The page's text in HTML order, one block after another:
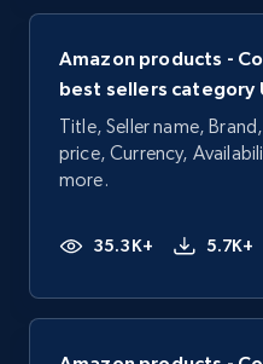
Amazon products -
best sellers category
Title, Seller name,
price, Currency,
more.
35.3K+ 5.7K+